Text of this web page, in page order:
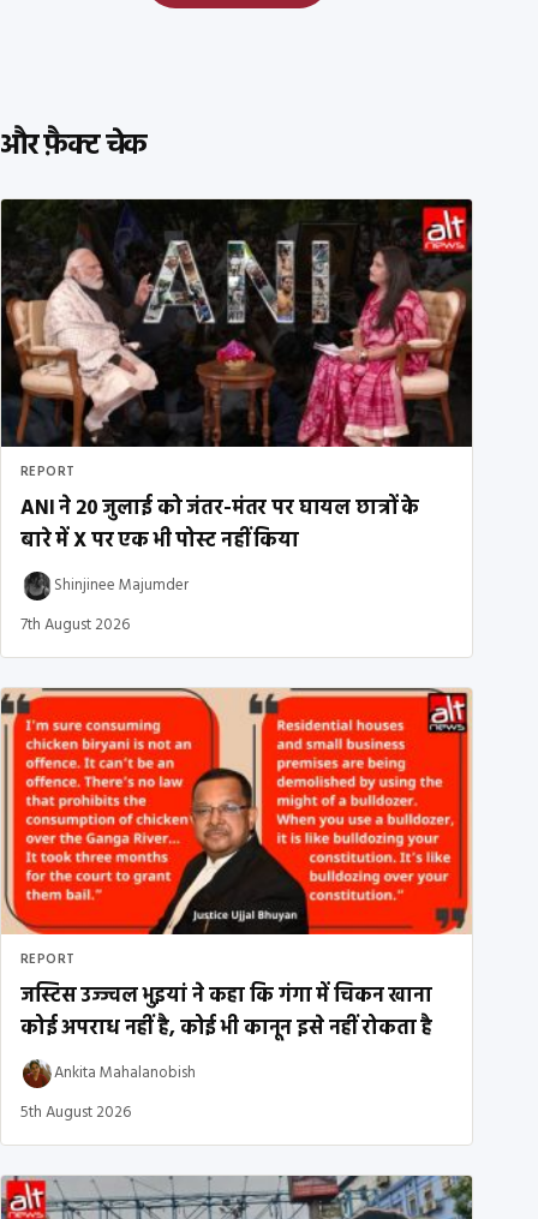
और फ़ैक्ट चेक
REPORT
ANI ने 20 जुलाई को जंतर-मंतर पर घायल छात्रों के
बारे में X पर एक भी पोस्ट नहीं किया
Shinjinee Majumder
7th August 2026
REPORT
जस्टिस उज्ज्वल भुइयां ने कहा कि गंगा में चिकन खाना
कोई अपराध नहीं है, कोई भी कानून इसे नहीं रोकता है
Ankita Mahalanobish
5th August 2026